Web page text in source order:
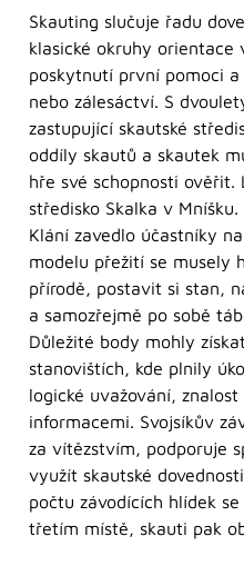
Skauting slučuje řadu
klasické okruhy orientace
poskytnutí první pomoci
nebo zálesáctví. S
zastupující skautské
oddíly skautů a skautek
hře své schopnosti ověřit.
středisko Skalka v Mníšku.
Klání zavedlo účastníky
modelu přežití se musely
přírodě, postavit si stan,
a samozřejmě po sobě
Důležité body mohly
stanovištích, kde plnily
logické uvažování,
informacemi. Svojsíkův
za vítězstvím, podporuje
využít skautské
počtu závodících hlídek
třetím místě, skauti pak